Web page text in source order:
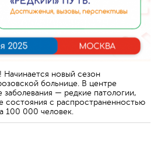
Начинается новый сезон
больнице. В центре
— редкие патологии,
состояния с распространенностью
100 000 человек.